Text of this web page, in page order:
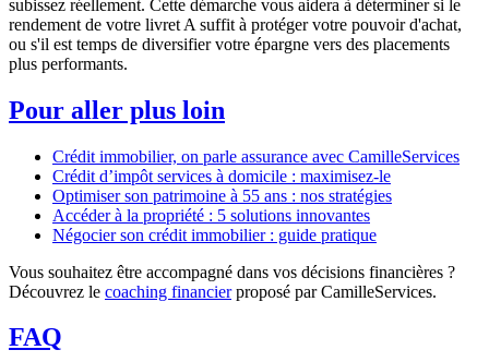
subissez réellement. Cette démarche vous aidera à déterminer si le
rendement de votre livret A suffit à protéger votre pouvoir d'achat,
ou s'il est temps de diversifier votre épargne vers des placements
plus performants.
Pour aller plus loin
Crédit immobilier, on parle assurance avec CamilleServices
Crédit d’impôt services à domicile : maximisez-le
Optimiser son patrimoine à 55 ans : nos stratégies
Accéder à la propriété : 5 solutions innovantes
Négocier son crédit immobilier : guide pratique
Vous souhaitez être accompagné dans vos décisions financières ?
Découvrez le coaching financierproposé par CamilleServices.
FAQ